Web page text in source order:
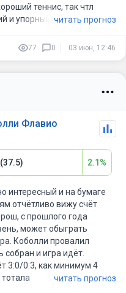
теннис, так чтл
и упорный матч.читать прогноз
77 0 03 июн, 12:46
Флавио
2.1%
интересный и на бумаге
отчётливо вижу счёт
с прошлого года
может обыграть
Коболли провалил
и игра идёт.
3:0/0:3, как минимум 4
читать прогноз